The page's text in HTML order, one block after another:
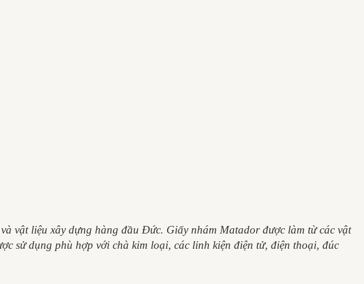
vật liệu xây dựng hàng đầu Đức. Giấy nhám Matador được làm từ các vật
sử dụng phù hợp với chà kim loại, các linh kiện điện tử, điện thoại, đúc